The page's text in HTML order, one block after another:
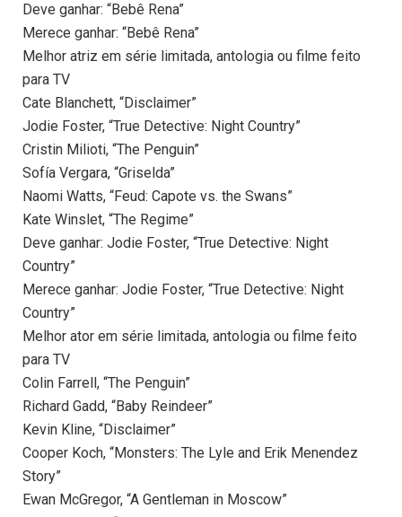
Deve ganhar: “Bebê Rena”
Merece ganhar: “Bebê Rena”
Melhor atriz em série limitada, antologia ou filme feito
para TV
Cate Blanchett, “Disclaimer”
Jodie Foster, “True Detective: Night Country”
Cristin Milioti, “The Penguin”
Sofía Vergara, “Griselda”
Naomi Watts, “Feud: Capote vs. the Swans”
Kate Winslet, “The Regime”
Deve ganhar: Jodie Foster, “True Detective: Night
Country”
Merece ganhar: Jodie Foster, “True Detective: Night
Country”
Melhor ator em série limitada, antologia ou filme feito
para TV
Colin Farrell, “The Penguin”
Richard Gadd, “Baby Reindeer”
Kevin Kline, “Disclaimer”
Cooper Koch, “Monsters: The Lyle and Erik Menendez
Story”
Ewan McGregor, “A Gentleman in Moscow”